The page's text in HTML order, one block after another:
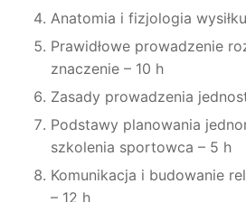
Anatomia i fizjologia
Prawidłowe prowadzenie
znaczenie – 10 h
Zasady prowadzenia
Podstawy planowania
szkolenia sportowca – 5 h
Komunikacja i budowanie
– 12 h